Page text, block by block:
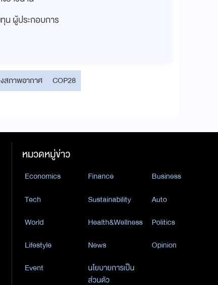
น ผู้ประกอบการ
สภาพอากาศ COP28
หมวดหมู่ข่าว
Economics Finance
Business
Tech
Sustainability
Auto
World
Health&Wellness
Politics
Lifestyle
News
Opinion
Event
นโยบายการเป็น
ส่วนตัว